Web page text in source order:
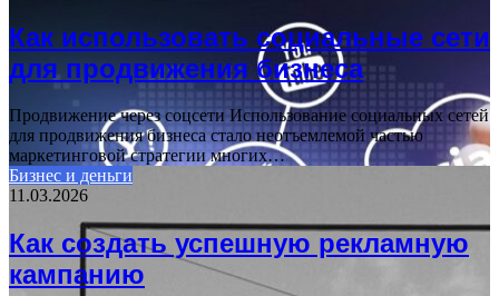
Как использовать социальные сети
для продвижения бизнеса
Продвижение через соцсети Использование социальных сетей
для продвижения бизнеса стало неотъемлемой частью
маркетинговой стратегии многих…
Бизнес и деньги
11.03.2026
Как создать успешную рекламную
кампанию